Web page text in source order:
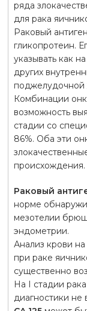
ряда
для рака
Раковый
гликопротеин.
указывать как
других
поджелудочной
Комбинации
возможность
стадии со
86%. Оба эти
происхождения.
Раковый
норме
мезотелии
эндометрии.
Анализ крови
при раке
существенно
На I стадии
диагностики